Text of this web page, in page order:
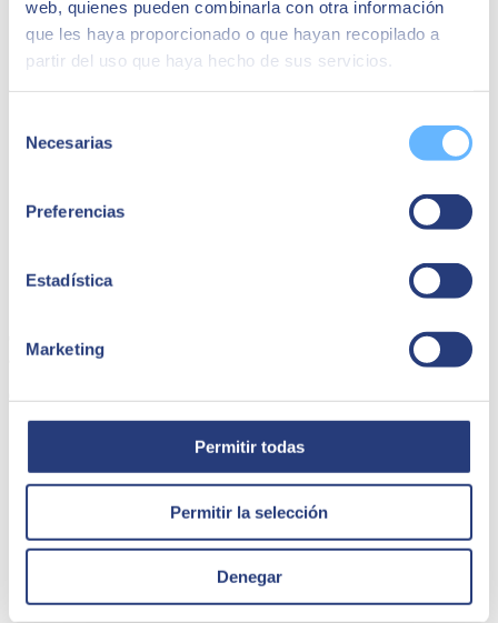
web, quienes pueden combinarla con otra información
que les haya proporcionado o que hayan recopilado a
partir del uso que haya hecho de sus servicios.
Necesarias
Preferencias
Estadística
Marketing
Permitir todas
Permitir la selección
Denegar
Capsa Food conseguiu simplificar suas transações comerciais graças
ao projeto SAP Ariba com a SEIDOR.